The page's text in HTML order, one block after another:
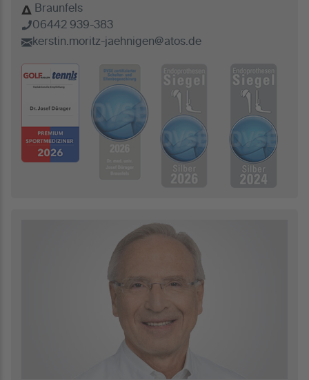
Braunfels
06442 939-383
kerstin.moritz-jaehnigen@atos.de